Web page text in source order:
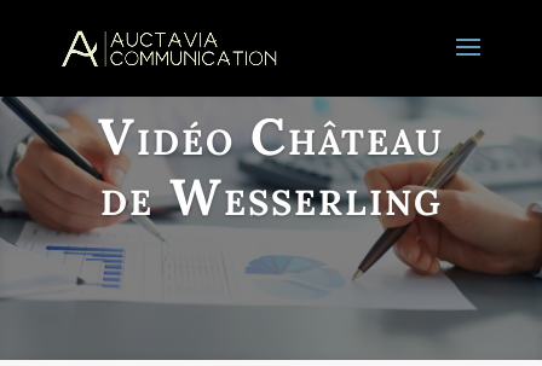
Vidéo Château
de Wesserling